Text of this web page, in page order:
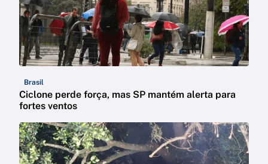
Brasil
Ciclone perde força, mas SP mantém alerta para
fortes ventos